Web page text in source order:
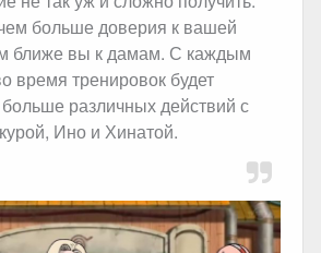
больше доверия к вашей
ближе вы к дамам. С каждым
время тренировок будет
различных действий с
Ино и Хинатой.